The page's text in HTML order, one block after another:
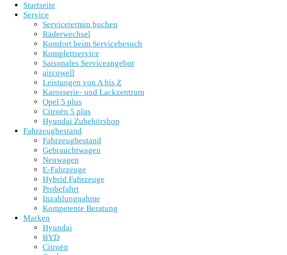
Startseite
Service
Servicetermin buchen
Räderwechsel
Komfort beim Servicebesuch
Komplettservice
Saisonales Serviceangebot
aircowell
Leistungen von A bis Z
Karosserie- und Lackzentrum
Opel 5 plus
Citroën 5 plus
Hyundai Zubehörshop
Fahrzeugbestand
Fahrzeugbestand
Gebrauchtwagen
Neuwagen
E-Fahrzeuge
Hybrid Fahrzeuge
Probefahrt
Inzahlungnahme
Kompetente Beratung
Marken
Hyundai
BYD
Citroën